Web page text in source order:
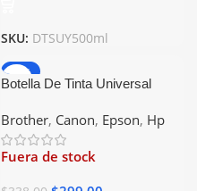
SKU: DTSUY500ml
-12%
Botella De Tinta Universal
Epson Canon Brother Hp
Brother, Canon, Epson, Hp
Fuera de stock